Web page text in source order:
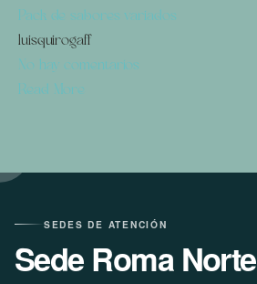
Pack de sabores variados
luisquirogaff
No hay comentarios
Read More
SEDES DE ATENCIÓN
Sede Roma Norte